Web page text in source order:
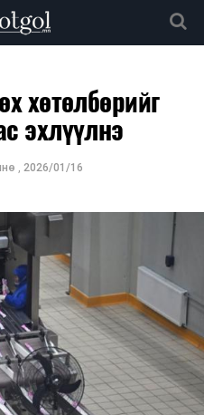
хөтөлбөрийг
эхлүүлнэ
, 2026/01/16